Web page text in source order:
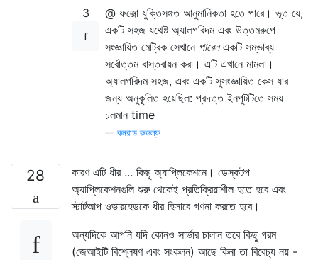
3
@ ফঞ্জো যুক্তিসঙ্গত আনুমানিকতা হতে পারে। ভূত যে,
একটি সহজ যথেষ্ট অ্যালগরিদম এবং উত্তমরুপে
সংজ্ঞায়িত মেট্রিক সেখানে পারেনএকটি সম্ভাব্য
সর্বোত্তম বাস্তবায়ন করা। এটি এখানে মামলা।
অ্যালগরিদম সহজ, এবং একটি সুসংজ্ঞায়িত কেস যার
জন্য অনুকূলিত হয়েছিল: প্রদত্ত ইনপুটটিতে সময়
চলমান time
কনরাড রুডল্ফ
28
কারণ এটি ধীর ... কিছু অ্যাপ্লিকেশনে। ডেস্কটপ
অ্যাপ্লিকেশনগুলি শুরু থেকেই প্রতিক্রিয়াশীল হতে হবে এবং
স্টার্টআপ ওভারহেডকে ধীর হিসাবে গণনা করতে হবে।
অন্যদিকে আপনি যদি কোনও সার্ভার চালান তবে কিছু গরম
(জেআইটি বিশ্লেষণ এবং সংকলন) আছে কিনা তা বিবেচ্য নয় -